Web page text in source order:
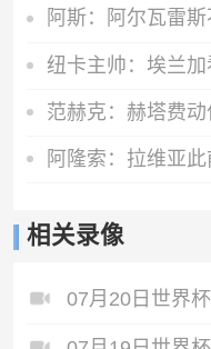
相关录像
07月20日世界